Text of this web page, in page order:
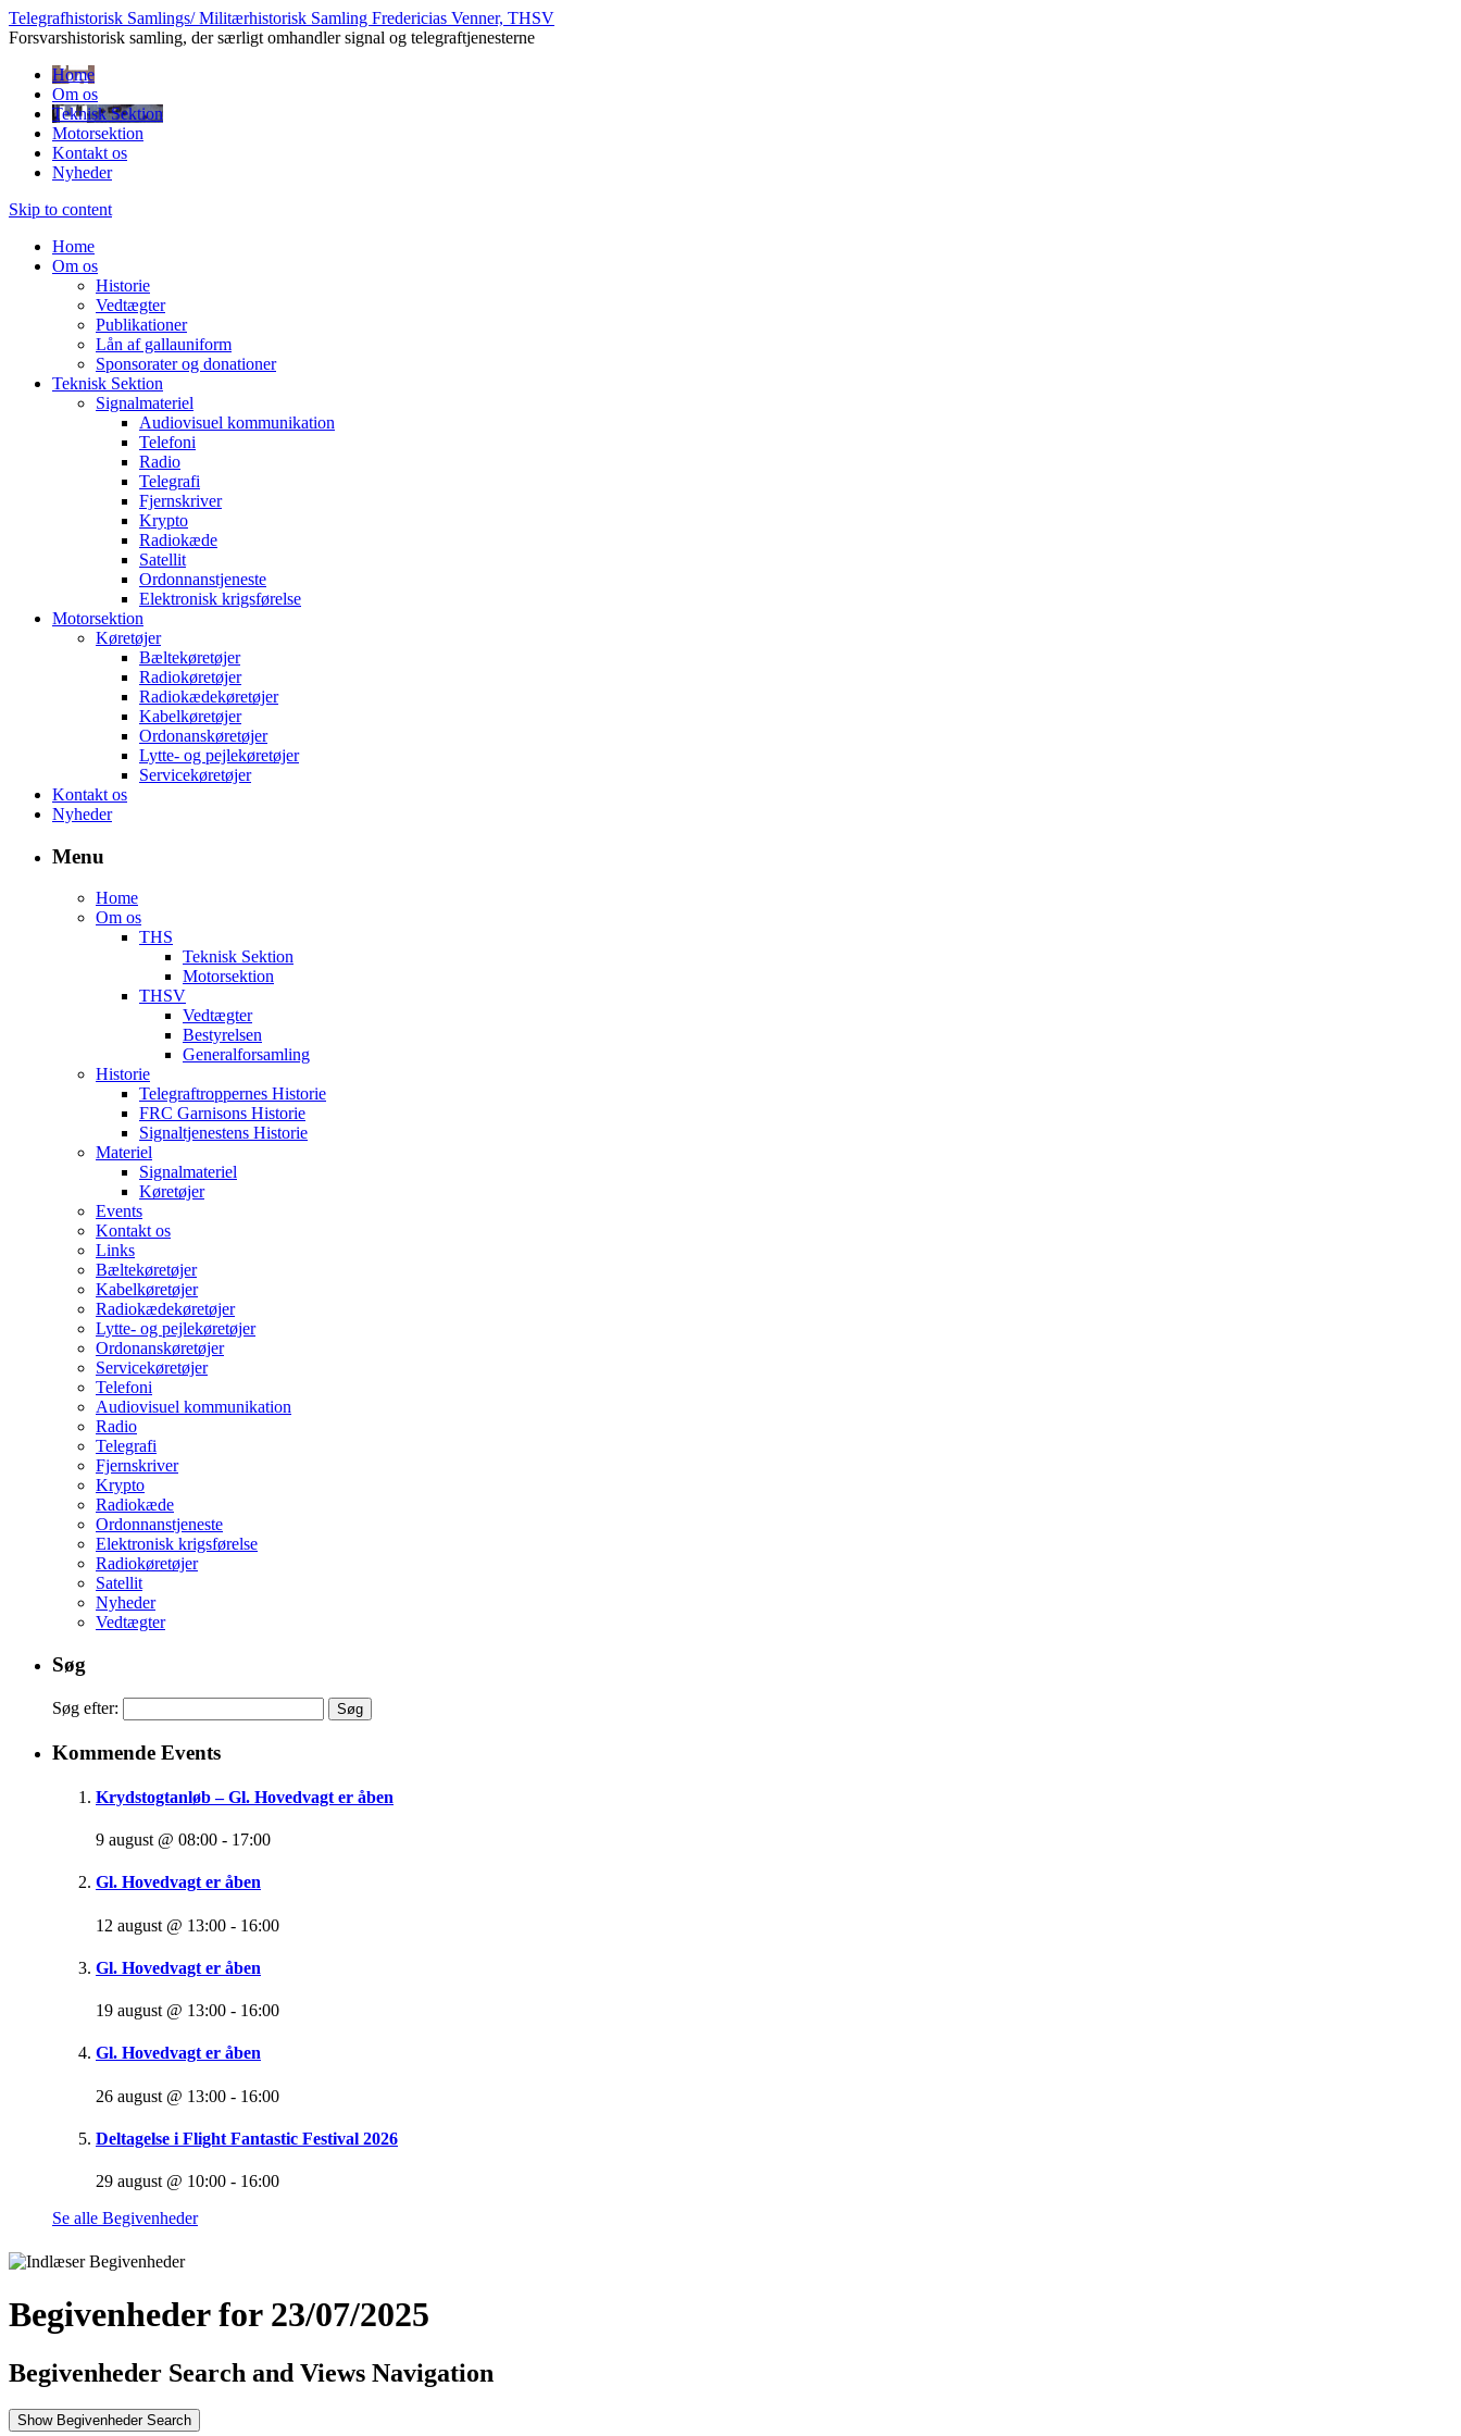
Telegrafhistorisk Samlings/ Militærhistorisk Samling Fredericias Venner, THSV
Forsvarshistorisk samling, der særligt omhandler signal og telegraftjenesterne
Home
Om os
Teknisk Sektion
Motorsektion
Kontakt os
Nyheder
Skip to content
Home
Om os
Historie
Vedtægter
Publikationer
Lån af gallauniform
Sponsorater og donationer
Teknisk Sektion
Signalmateriel
Audiovisuel kommunikation
Telefoni
Radio
Telegrafi
Fjernskriver
Krypto
Radiokæde
Satellit
Ordonnanstjeneste
Elektronisk krigsførelse
Motorsektion
Køretøjer
Bæltekøretøjer
Radiokøretøjer
Radiokædekøretøjer
Kabelkøretøjer
Ordonanskøretøjer
Lytte- og pejlekøretøjer
Servicekøretøjer
Kontakt os
Nyheder
Menu
Home
Om os
THS
Teknisk Sektion
Motorsektion
THSV
Vedtægter
Bestyrelsen
Generalforsamling
Historie
Telegraftroppernes Historie
FRC Garnisons Historie
Signaltjenestens Historie
Materiel
Signalmateriel
Køretøjer
Events
Kontakt os
Links
Bæltekøretøjer
Kabelkøretøjer
Radiokædekøretøjer
Lytte- og pejlekøretøjer
Ordonanskøretøjer
Servicekøretøjer
Telefoni
Audiovisuel kommunikation
Radio
Telegrafi
Fjernskriver
Krypto
Radiokæde
Ordonnanstjeneste
Elektronisk krigsførelse
Radiokøretøjer
Satellit
Nyheder
Vedtægter
Søg
Søg efter:
Kommende Events
Krydstogtanløb – Gl. Hovedvagt er åben
9 august @ 08:00 - 17:00
Gl. Hovedvagt er åben
12 august @ 13:00 - 16:00
Gl. Hovedvagt er åben
19 august @ 13:00 - 16:00
Gl. Hovedvagt er åben
26 august @ 13:00 - 16:00
Deltagelse i Flight Fantastic Festival 2026
29 august @ 10:00 - 16:00
Se alle Begivenheder
Begivenheder for 23/07/2025
Begivenheder Search and Views Navigation
Show Begivenheder Search